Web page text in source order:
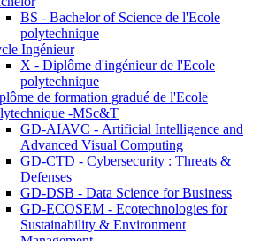
BS - Bachelor of Science de l'Ecole
polytechnique
Ingénieur
X - Diplôme d'ingénieur de l'Ecole
polytechnique
de formation gradué de l'Ecole
-MSc&T
GD-AIAVC - Artificial Intelligence and
Advanced Visual Computing
GD-CTD - Cybersecurity : Threats &
Defenses
GD-DSB - Data Science for Business
GD-ECOSEM - Ecotechnologies for
Sustainability & Environment